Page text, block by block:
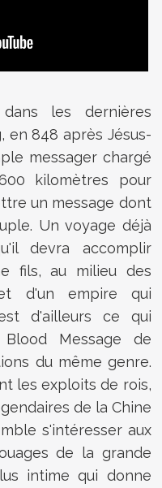
les dernières
en 848 après Jésus-
messager chargé
kilomètres pour
un message dont
Un voyage déjà
devra accomplir
fils, au milieu des
d'un empire qui
d'ailleurs ce qui
Blood Message de
du même genre.
les exploits de rois,
de la Chine
s'intéresser aux
de la grande
intime qui donne